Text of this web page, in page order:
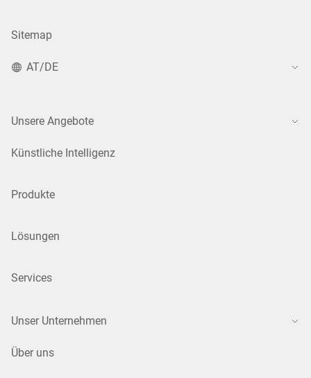
Sitemap
AT/DE
Unsere Angebote
Künstliche Intelligenz
Produkte
Lösungen
Services
Unser Unternehmen
Über uns